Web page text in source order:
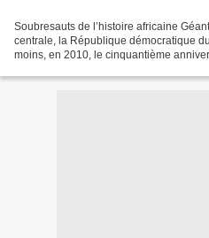
Soubresauts de l’histoire africaine
centrale, la République démocratique
moins, en 2010, le cinquantième